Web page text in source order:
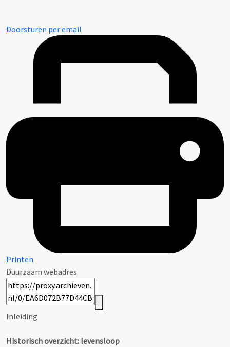
Doorsturen per email
Printen
Duurzaam webadres
Inleiding
Historisch overzicht: levensloop